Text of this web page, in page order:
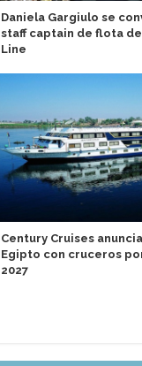
Daniela Gargiulo se
staff captain de flota de
Line
Century Cruises
Egipto con cruceros
2027